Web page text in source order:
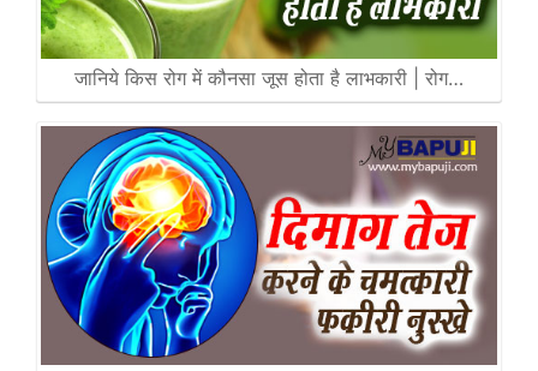
जानिये किस रोग में कौनसा जूस होता है लाभकारी | रोग…